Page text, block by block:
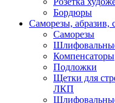
Бордюры
Саморезы, абразив,
Саморезы
Компенсаторы
Подложки
Щетки для
ЛКП